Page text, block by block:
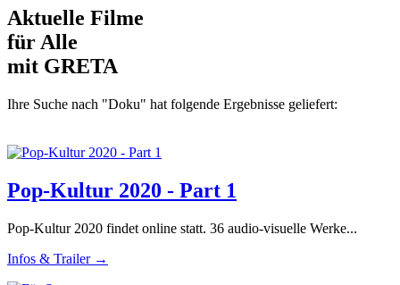
Aktuelle Filme
für Alle
mit GRETA
Ihre Suche nach "Doku" hat folgende Ergebnisse geliefert:
Pop-Kultur 2020 - Part 1
Pop-Kultur 2020 findet online statt. 36 audio-visuelle Werke...
Infos & Trailer →